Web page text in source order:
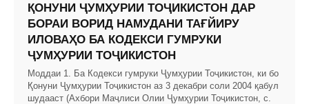
ҚОНУНИ ҶУМҲУРИИ ТОҶИКИСТОН ДАР
БОРАИ ВОРИД НАМУДАНИ ТАҒЙИРУ
ИЛОВАҲО БА КОДЕКСИ ГУМРУКИ
ҶУМҲУРИИ ТОҶИКИСТОН
Моддаи 1. Ба Кодекси гумруки Ҷумҳурии Тоҷикистон, ки бо
Қонуни Ҷумҳурии Тоҷикистон аз 3 декабри соли 2004 қабул
шудааст (Ахбори Маҷлиси Олии Ҷумҳурии Тоҷикистон, с.